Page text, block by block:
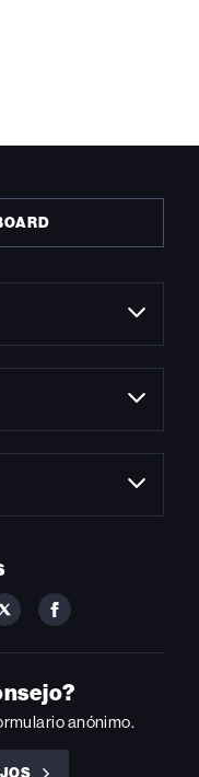
FOLLOW
ON
FOLLOW
ON
FACEBOOK
anónimo.